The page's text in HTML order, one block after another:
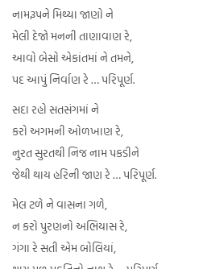
નામરૂપને મિથ્યા જાણો ને
મેલી દેજો મનની તાણાવાણ રે,
આવો બેસો એકાંતમાં ને તમને,
પદ આપું નિર્વાણ રે … પરિપૂર્ણ.
સદા રહો સતસંગમાં ને
કરો અગમની ઓળખાણ રે,
નુરત સુરતથી નિજ નામ પકડીને
જેથી થાય હરિની જાણ રે … પરિપૂર્ણ.
મેલ ટળે ને વાસના ગળે,
ન કરો પુરણનો અભિયાસ રે,
ગંગા રે સતી એમ બોલિયાં,